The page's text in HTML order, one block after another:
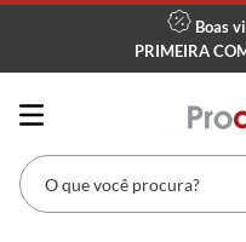
Boas
PRIMEIRA
O que você procura?
Carregando…
Faça login para escrever uma